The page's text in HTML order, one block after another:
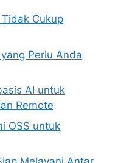
Cukup
Perlu Anda
AI untuk
Remote
OSS untuk